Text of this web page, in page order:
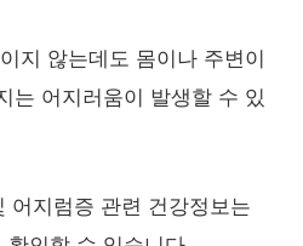
지 않는데도 몸이나 주변이
는 어지러움이 발생할 수 있
어지럼증 관련 건강정보는